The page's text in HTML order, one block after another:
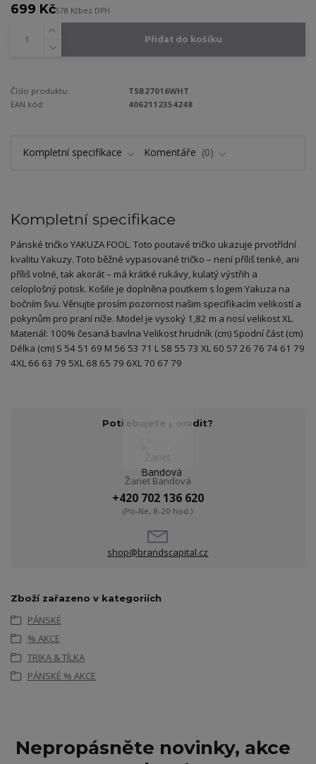
699 Kč578 Kčbez DPH
Přidat do košíku
Číslo produktu:
TSB27016WHT
EAN kód:
4062112354248
Kompletní specifikace Komentáře 0
Kompletní specifikace
Pánské tričko YAKUZA FOOL. Toto poutavé tričko ukazuje prvotřídní
kvalitu Yakuzy. Toto běžné vypasované tričko – není příliš tenké, ani
příliš volné, tak akorát – má krátké rukávy, kulatý výstřih a
celoplošný potisk. Košile je doplněna poutkem s logem Yakuza na
bočním švu. Věnujte prosím pozornost našim specifikacím velikostí a
pokynům pro praní níže. Model je vysoký 1,82 m a nosí velikost XL.
Materiál: 100% česaná bavlna Velikost hrudník (cm) Spodní část (cm)
Délka (cm) S 54 51 69 M 56 53 71 L 58 55 73 XL 60 57 26 76 74 61 79
4XL 66 63 79 5XL 68 65 79 6XL 70 67 79
Potřebujete poradit?
Žanet Bandová
+420 702 136 620
(Po-Ne, 8-20 hod.)
shop@brandscapital.cz
Zboží zařazeno v kategoriích
PÁNSKÉ
% AKCE
TRIKA & TÍLKA
PÁNSKÉ % AKCE
Nepropásněte novinky, akce